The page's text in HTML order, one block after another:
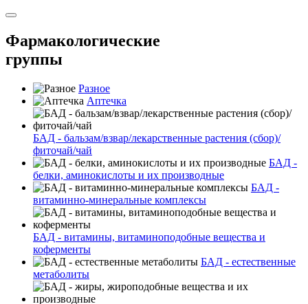
Фармакологические
группы
Разное
Аптечка
БАД - бальзам/взвар/лекарственные растения (сбор)/
фиточай/чай
БАД -
белки, аминокислоты и их производные
БАД -
витаминно-минеральные комплексы
БАД - витамины, витаминоподобные вещества и
коферменты
БАД - естественные
метаболиты